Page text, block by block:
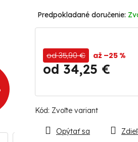
Kód: Zvoľte variant
od 35,90 € až –25 %
od 34,25 €
Jednotková
Opýtať sa